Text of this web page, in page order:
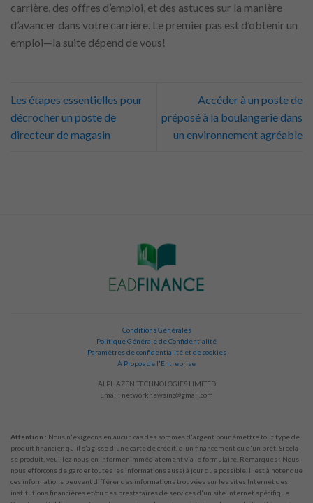
carrière, des offres d’emploi, et des astuces sur la manière
d’avancer dans votre carrière. Le premier pas est d’obtenir un
emploi—la suite dépend de vous!
Les étapes essentielles pour
décrocher un poste de
directeur de magasin
Accéder à un poste de
préposé à la boulangerie dans
un environnement agréable
Conditions Générales
Politique Générale de Confidentialité
Paramètres de confidentialité et de cookies
À Propos de l'Entreprise
ALPHAZEN TECHNOLOGIES LIMITED
Email: networknewsinc@gmail.com
Attention : Nous n'exigeons en aucun cas des sommes d'argent pour émettre tout type de
produit financier, qu'il s'agisse d'une carte de crédit, d'un financement ou d'un prêt. Si cela
se produit, veuillez nous en informer immédiatement via le formulaire. Remarques : Nous
nous efforçons de garder toutes les informations aussi à jour que possible. Il est à noter que
ces informations peuvent différer des informations trouvées sur les sites Internet des
institutions financières et/ou des prestataires de services d'un site Internet spécifique.